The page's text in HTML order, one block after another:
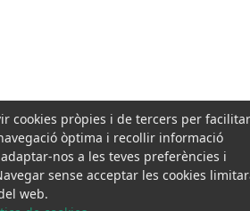
cookies pròpies i de tercers per
òptima i recollir informació
nos a les teves preferències i
sense acceptar les cookies
web.